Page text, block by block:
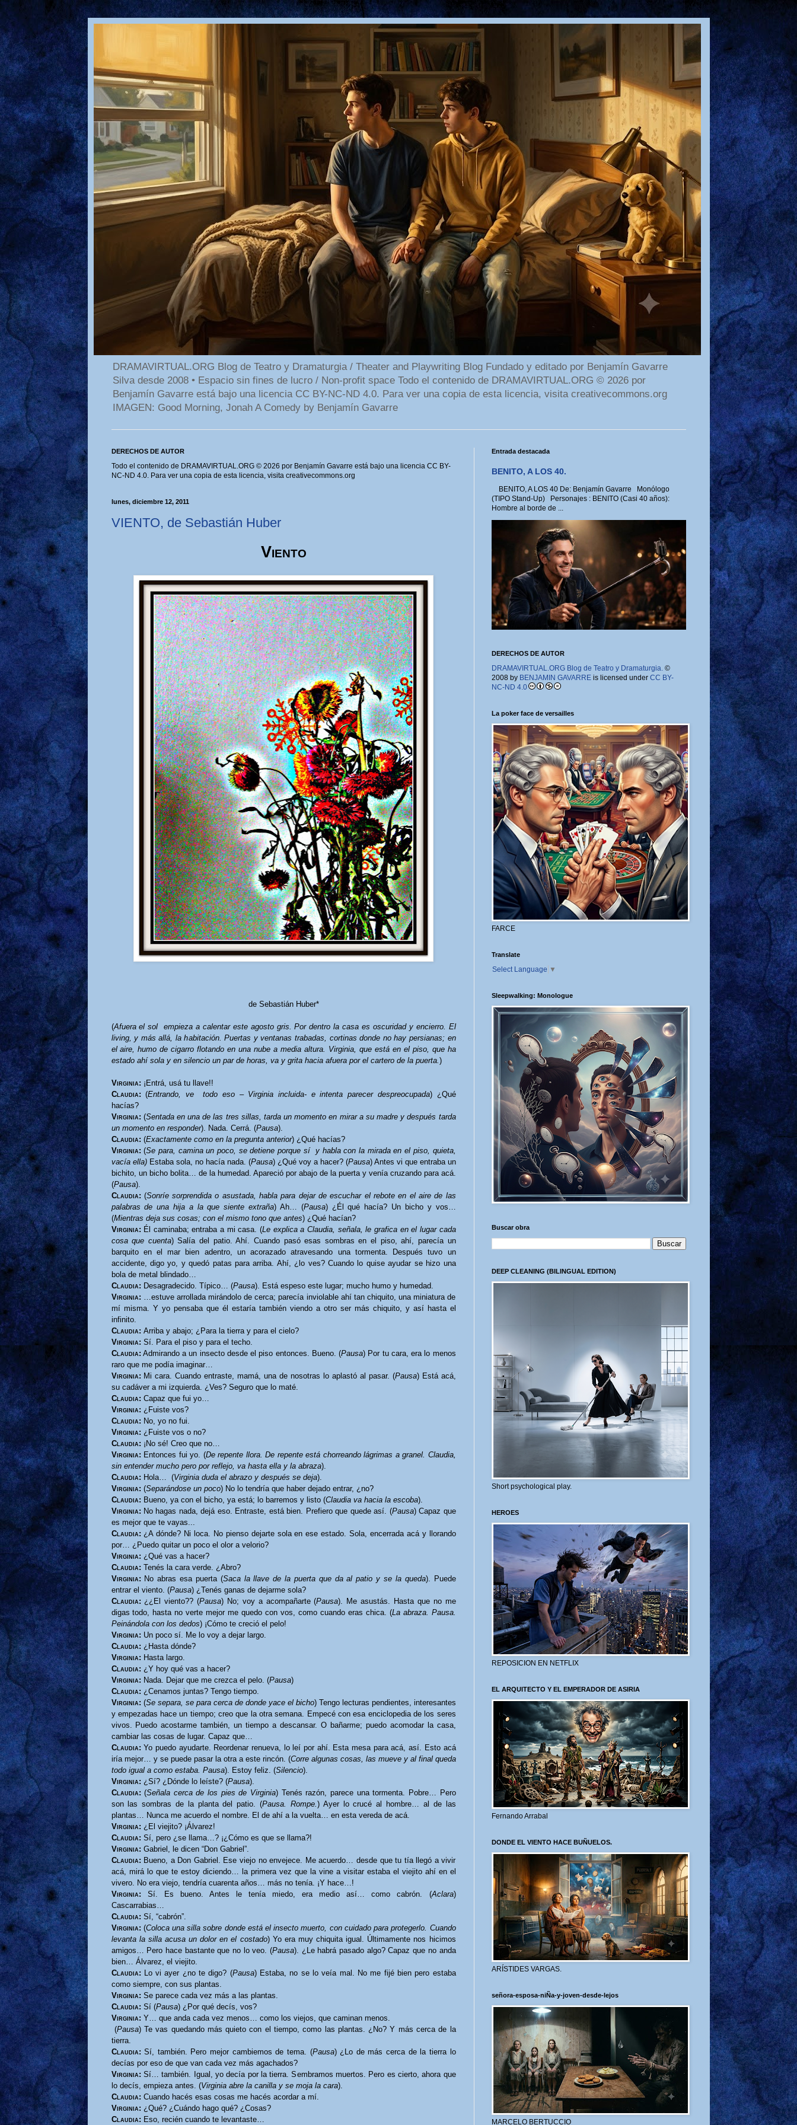
DRAMAVIRTUAL.ORG Blog de Teatro y Dramaturgia / Theater and Playwriting Blog Fundado y editado por Benjamín Gavarre
Silva desde 2008 • Espacio sin fines de lucro / Non-profit space Todo el contenido de DRAMAVIRTUAL.ORG © 2026 por
Benjamín Gavarre está bajo una licencia CC BY-NC-ND 4.0. Para ver una copia de esta licencia, visita creativecommons.org
IMAGEN: Good Morning, Jonah A Comedy by Benjamín Gavarre
DERECHOS DE AUTOR
Todo el contenido de DRAMAVIRTUAL.ORG © 2026 por Benjamín Gavarre está bajo una licencia CC BY-
NC-ND 4.0. Para ver una copia de esta licencia, visita creativecommons.org
lunes, diciembre 12, 2011
VIENTO, de Sebastián Huber
Viento
de Sebastián Huber*
(Afuera el sol
empieza a calentar este agosto gris. Por dentro la casa es oscuridad y encierro. El
living, y más allá, la habitación. Puertas y ventanas trabadas, cortinas donde no hay persianas; en
el aire, humo de cigarro flotando en una nube a media altura. Virginia, que está en el piso, que ha
estado ahí sola y en silencio un par de horas, va y grita hacia afuera por el cartero de la puerta.)
Virginia: ¡Entrá, usá tu llave!!
Claudia: (Entrando, ve todo eso – Virginia incluida- e intenta parecer despreocupada) ¿Qué
hacías?
Virginia: (Sentada en una de las tres sillas, tarda un momento en mirar a su madre y después tarda
un momento en responder). Nada. Cerrá. (Pausa).
Claudia: (Exactamente como en la pregunta anterior) ¿Qué hacías?
Virginia: (Se para, camina un poco, se detiene porque sí y habla con la mirada en el piso, quieta,
vacía ella)Estaba sola, no hacía nada. (Pausa) ¿Qué voy a hacer? (Pausa) Antes vi que entraba un
bichito, un bicho bolita… de la humedad. Apareció por abajo de la puerta y venía cruzando para acá.
(Pausa).
Claudia: (Sonríe sorprendida o asustada, habla para dejar de escuchar el rebote en el aire de las
palabras de una hija a la que siente extraña) Ah… (Pausa) ¿Él qué hacía? Un bicho y vos…
(Mientras deja sus cosas; con el mismo tono que antes) ¿Qué hacían?
Virginia: Él caminaba; entraba a mi casa. (Le explica a Claudia, señala, le grafica en el lugar cada
cosa que cuenta) Salía del patio. Ahí. Cuando pasó esas sombras en el piso, ahí, parecía un
barquito en el mar bien adentro, un acorazado atravesando una tormenta. Después tuvo un
accidente, digo yo, y quedó patas para arriba. Ahí, ¿lo ves? Cuando lo quise ayudar se hizo una
bola de metal blindado…
Claudia: Desagradecido. Típico… (Pausa). Está espeso este lugar; mucho humo y humedad.
Virginia: …estuve arrollada mirándolo de cerca; parecía inviolable ahí tan chiquito, una miniatura de
mí misma. Y yo pensaba que él estaría también viendo a otro ser más chiquito, y así hasta el
infinito.
Claudia: Arriba y abajo; ¿Para la tierra y para el cielo?
Virginia: Sí. Para el piso y para el techo.
Claudia: Admirando a un insecto desde el piso entonces. Bueno. (Pausa) Por tu cara, era lo menos
raro que me podía imaginar…
Virginia: Mi cara. Cuando entraste, mamá, una de nosotras lo aplastó al pasar. (Pausa) Está acá,
su cadáver a mi izquierda. ¿Ves? Seguro que lo maté.
Claudia: Capaz que fui yo…
Virginia: ¿Fuiste vos?
Claudia: No, yo no fui.
Virginia: ¿Fuiste vos o no?
Claudia: ¡No sé! Creo que no…
Virginia: Entonces fui yo. (De repente llora. De repente está chorreando lágrimas a granel. Claudia,
sin entender mucho pero por reflejo, va hasta ella y la abraza).
Claudia: Hola… (Virginia duda el abrazo y después se deja).
Virginia: (Separándose un poco) No lo tendría que haber dejado entrar, ¿no?
Claudia: Bueno, ya con el bicho, ya está; lo barremos y listo (Claudia va hacia la escoba).
Virginia: No hagas nada, dejá eso. Entraste, está bien. Prefiero que quede así. (Pausa) Capaz que
es mejor que te vayas...
Claudia:¿A dónde? Ni loca. No pienso dejarte sola en ese estado. Sola, encerrada acá y llorando
por… ¿Puedo quitar un poco el olor a velorio?
Virginia: ¿Qué vas a hacer?
Claudia: Tenés la cara verde. ¿Abro?
Virginia: No abras esa puerta (Saca la llave de la puerta que da al patio y se la queda). Puede
entrar el viento. (Pausa) ¿Tenés ganas de dejarme sola?
Claudia: ¿¿El viento?? (Pausa) No; voy a acompañarte (Pausa). Me asustás. Hasta que no me
digas todo, hasta no verte mejor me quedo con vos, como cuando eras chica. (La abraza. Pausa.
Peinándola con los dedos) ¡Cómo te creció el pelo!
Virginia: Un poco sí. Me lo voy a dejar largo.
Claudia: ¿Hasta dónde?
Virginia: Hasta largo.
Claudia: ¿Y hoy qué vas a hacer?
Virginia: Nada. Dejar que me crezca el pelo. (Pausa)
Claudia: ¿Cenamos juntas? Tengo tiempo.
Virginia: (Se separa, se para cerca de donde yace el bicho) Tengo lecturas pendientes, interesantes
y empezadas hace un tiempo; creo que la otra semana. Empecé con esa enciclopedia de los seres
vivos. Puedo acostarme también, un tiempo a descansar. O bañarme; puedo acomodar la casa,
cambiar las cosas de lugar. Capaz que…
Claudia: Yo puedo ayudarte. Reordenar renueva, lo leí por ahí. Esta mesa para acá, así. Esto acá
iría mejor… y se puede pasar la otra a este rincón. (Corre algunas cosas, las mueve y al final queda
todo igual a como estaba. Pausa). Estoy feliz. (Silencio).
Virginia: ¿Sí? ¿Dónde lo leíste? (Pausa).
Claudia: (Señala cerca de los pies de Virginia) Tenés razón, parece una tormenta. Pobre… Pero
son las sombras de la planta del patio. (Pausa. Rompe.) Ayer lo crucé al hombre… al de las
plantas… Nunca me acuerdo el nombre. El de ahí a la vuelta… en esta vereda de acá.
Virginia: ¿El viejito? ¡Álvarez!
Claudia: Sí, pero ¿se llama…? ¡¿Cómo es que se llama?!
Virginia: Gabriel, le dicen “Don Gabriel”.
Claudia: Bueno, a Don Gabriel. Ese viejo no envejece. Me acuerdo… desde que tu tía llegó a vivir
acá, mirá lo que te estoy diciendo… la primera vez que la vine a visitar estaba el viejito ahí en el
vivero. No era viejo, tendría cuarenta años… más no tenía. ¡Y hace…!
Virginia: Sí. Es bueno. Antes le tenía miedo, era medio así… como cabrón. (Aclara)
Cascarrabias…
Claudia: Sí, “cabrón”.
Virginia: (Coloca una silla sobre donde está el insecto muerto, con cuidado para protegerlo. Cuando
levanta la silla acusa un dolor en el costado) Yo era muy chiquita igual. Últimamente nos hicimos
amigos… Pero hace bastante que no lo veo. (Pausa). ¿Le habrá pasado algo? Capaz que no anda
bien… Álvarez, el viejito.
Claudia: Lo vi ayer ¿no te digo? (Pausa) Estaba, no se lo veía mal. No me fijé bien pero estaba
como siempre, con sus plantas.
Virginia: Se parece cada vez más a las plantas.
Claudia: Sí (Pausa) ¿Por qué decís, vos?
Virginia: Y… que anda cada vez menos… como los viejos, que caminan menos.
(Pausa) Te vas quedando más quieto con el tiempo, como las plantas. ¿No? Y más cerca de la
tierra.
Claudia: Sí, también. Pero mejor cambiemos de tema. (Pausa) ¿Lo de más cerca de la tierra lo
decías por eso de que van cada vez más agachados?
Virginia: Sí… también. Igual, yo decía por la tierra. Sembramos muertos. Pero es cierto, ahora que
lo decís, empieza antes. (Virginia abre la canilla y se moja la cara).
Claudia: Cuando hacés esas cosas me hacés acordar a mí.
Virginia: ¿Qué? ¿Cuándo hago qué? ¿Cosas?
Claudia: Eso, recién cuando te levantaste…
Entrada destacada
BENITO, A LOS 40.
BENITO, A LOS 40 De: Benjamín Gavarre Monólogo
(TIPO Stand-Up) Personajes : BENITO (Casi 40 años):
Hombre al borde de ...
DERECHOS DE AUTOR
DRAMAVIRTUAL.ORG Blog de Teatro y Dramaturgia. ©
2008 by BENJAMIN GAVARREis licensed under CC BY-
NC-ND 4.0
La poker face de versailles
FARCE
Translate
Select Language ▼
Sleepwalking: Monologue
Buscar obra
DEEP CLEANING (BILINGUAL EDITION)
Short psychological play.
HEROES
REPOSICION EN NETFLIX
EL ARQUITECTO Y EL EMPERADOR DE ASIRIA
Fernando Arrabal
DONDE EL VIENTO HACE BUÑUELOS.
ARÍSTIDES VARGAS.
señora-esposa-niÑa-y-joven-desde-lejos
MARCELO BERTUCCIO